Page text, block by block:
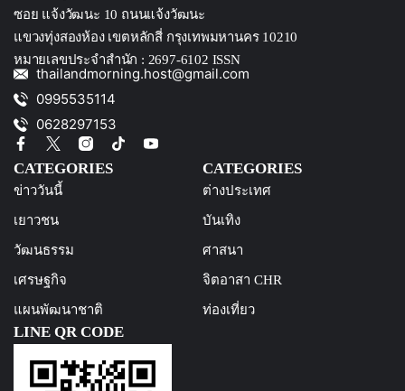
ซอย แจ้งวัฒนะ 10 ถนนแจ้งวัฒนะ
แขวงทุ่งสองห้อง เขตหลักสี่ กรุงเทพมหานคร 10210
หมายเลขประจำสำนัก : 2697-6102 ISSN
thailandmorning.host@gmail.com
0995535114
0628297153
CATEGORIES
ข่าววันนี้
เยาวชน
วัฒนธรรม
เศรษฐกิจ
แผนพัฒนาชาติ
CATEGORIES
ต่างประเทศ
บันเทิง
ศาสนา
จิตอาสา CHR
ท่องเที่ยว
LINE QR CODE